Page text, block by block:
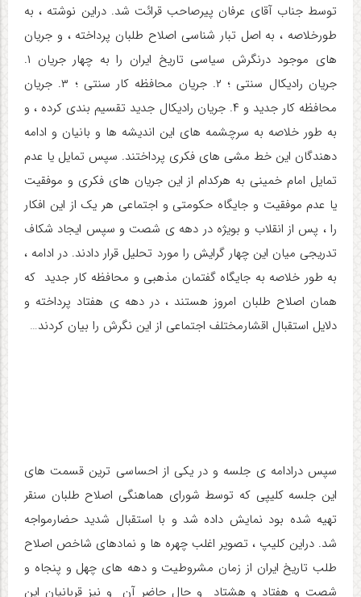
توسط جناب آقای عرفان پیرصاحب قرائت شد. دراین نوشته ، به
طورخلاصه ، به اصل تبار شناسی اصلاح طلبان پرداخته ، و جریان
های موجود درنگرش سیاسی تاریخ ایران را به چهار جریان ۱.
جریان رادیکال سنتی ؛ ۲. جریان محافظه کار سنتی ؛ ۳. جریان
محافظه کار جدید و ۴. جریان رادیکال جدید تقسیم بندی کرده ، و
به طور خلاصه به سرچشمه های این اندیشه ها و بانیان و ادامه
دهندگان این خط مشی های فکری پرداختند. سپس تمایل یا عدم
تمایل امام خمینی به هرکدام از این جریان های فکری و موفقیت
یا عدم موفقیت و جایگاه حکومتی و اجتماعی هر یک از این افکار
را ، پس از انقلاب و بویژه در دهه ی شصت و سپس ایجاد شکاف
تدریجی میان این چهار گرایش را مورد تحلیل قرار دادند. در ادامه ،
به طور خلاصه به جایگاه گفتمان مذهبی و محافظه کار جدید که
همان اصلاح طلبان امروز هستند ، در دهه ی هفتاد پرداخته و
دلایل استقبال اقشارمختلف اجتماعی از این نگرش را بیان کردند…
سپس درادامه ی جلسه و در یکی از احساسی ترین قسمت های
این جلسه کلیپی که توسط شورای هماهنگی اصلاح طلبان سنقر
تهیه شده بود نمایش داده شد و با استقبال شدید حضارمواجه
شد. دراین کلیپ ، تصویر اغلب چهره ها و نمادهای شاخص اصلاح
طلب تاریخ ایران از زمان مشروطیت و دهه های چهل و پنجاه و
شصت و هفتاد و هشتاد و حال حاضر آن و نیز قربانیان این